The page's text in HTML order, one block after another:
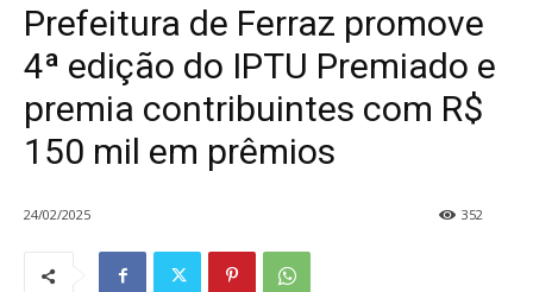
Prefeitura de Ferraz promove
4ª edição do IPTU Premiado e
premia contribuintes com R$
150 mil em prêmios
24/02/2025 352